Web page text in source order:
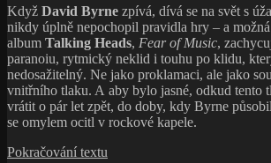
šířila
jazzovým
světem
Když David Byrne zpívá, dívá se na svět s
nikdy úplně nepochopil pravidla hry – a
album Talking Heads, Fear of Music,
paranoiu, rytmický neklid i touhu po klidu,
nedosažitelný. Ne jako proklamaci, ale jako
vnitřního tlaku. A aby bylo jasné, odkud tento
vrátit o pár let zpět, do doby, kdy Byrne
se omylem ocitl v rockové kapele.
Pokračování textu